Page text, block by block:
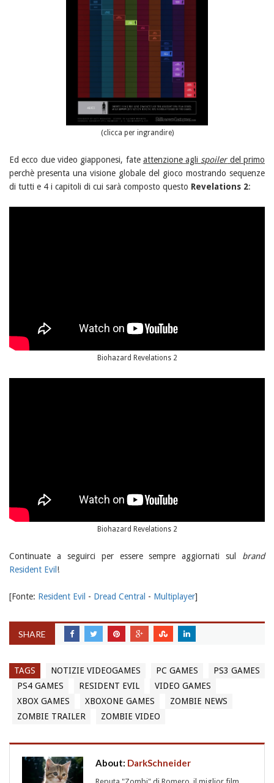
(clicca per ingrandire)
Ed ecco due video giapponesi, fate attenzione agli spoilerdel primo
perchè presenta una visione globale del gioco mostrando sequenze
di tutti e 4 i capitoli di cui sarà composto questo Revelations 2:
Biohazard Revelations 2
Biohazard Revelations 2
Continuate a seguirci per essere sempre aggiornati sul brand
Resident Evil !
[Fonte: Resident Evil - Dread Central - Multiplayer]
SHARE
TAGS NOTIZIE VIDEOGAMES PC GAMES
PS3 GAMES
PS4 GAMES
RESIDENT EVIL
VIDEO GAMES
XBOX GAMES
XBOXONE GAMES
ZOMBIE NEWS
ZOMBIE TRAILER
ZOMBIE VIDEO
About: DarkSchneider